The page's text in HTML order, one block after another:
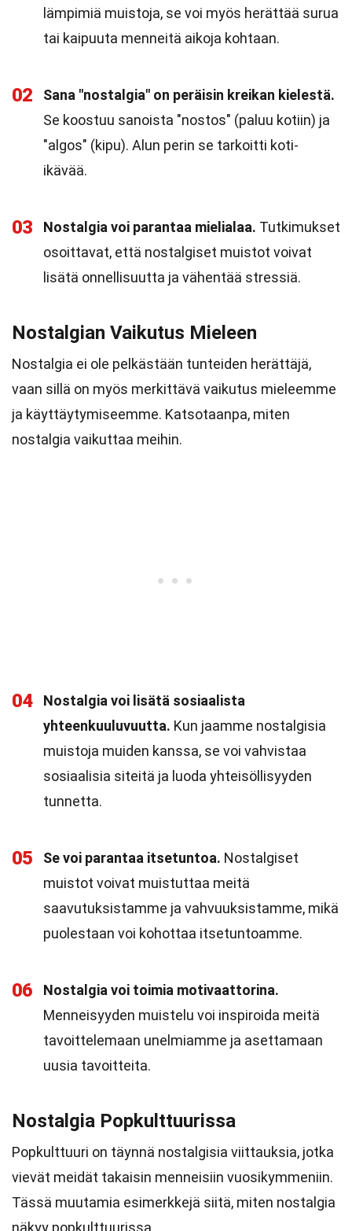
lämpimiä muistoja, se voi myös herättää surua
tai kaipuuta menneitä aikoja kohtaan.
02
Sana "nostalgia" on peräisin kreikan kielestä.
Se koostuu sanoista "nostos" (paluu kotiin) ja
"algos" (kipu). Alun perin se tarkoitti koti-
ikävää.
03 Nostalgia voi parantaa mielialaa. Tutkimukset
osoittavat, että nostalgiset muistot voivat
lisätä onnellisuutta ja vähentää stressiä.
Nostalgian Vaikutus Mieleen
Nostalgia ei ole pelkästään tunteiden herättäjä,
vaan sillä on myös merkittävä vaikutus mieleemme
ja käyttäytymiseemme. Katsotaanpa, miten
nostalgia vaikuttaa meihin.
04
Nostalgia voi lisätä sosiaalista
yhteenkuuluvuutta. Kun jaamme nostalgisia
muistoja muiden kanssa, se voi vahvistaa
sosiaalisia siteitä ja luoda yhteisöllisyyden
tunnetta.
05 Se voi parantaa itsetuntoa. Nostalgiset
muistot voivat muistuttaa meitä
saavutuksistamme ja vahvuuksistamme, mikä
puolestaan voi kohottaa itsetuntoamme.
06
Nostalgia voi toimia motivaattorina.
Menneisyyden muistelu voi inspiroida meitä
tavoittelemaan unelmiamme ja asettamaan
uusia tavoitteita.
Nostalgia Popkulttuurissa
Popkulttuuri on täynnä nostalgisia viittauksia, jotka
vievät meidät takaisin menneisiin vuosikymmeniin.
Tässä muutamia esimerkkejä siitä, miten nostalgia
näkyy popkulttuurissa.